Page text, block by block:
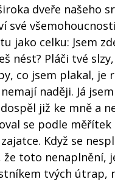
dveře našeho
své
jako celku: Jsem
nést? Pláči tvé
co jsem plakal, je
naději. Já
již ke mně a
se podle měřítek
Když se
toto nenaplnění,
tvých útrap,